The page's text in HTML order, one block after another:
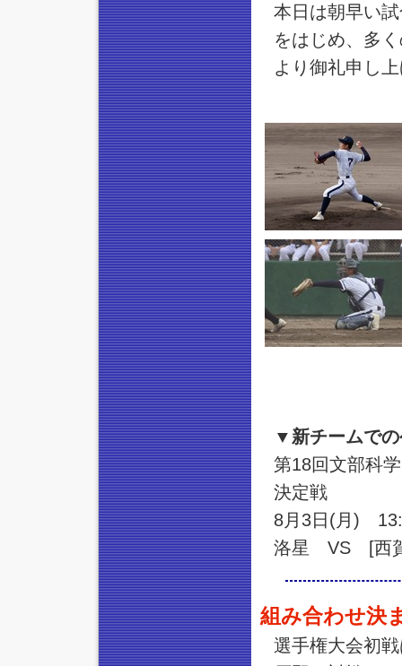
本日は朝早い
をはじめ、多
より御礼申し
▼新チームで
第18回文部科
決定戦
8月3日(月)
洛星 VS [西賀
組み合わせ決
選手権大会初